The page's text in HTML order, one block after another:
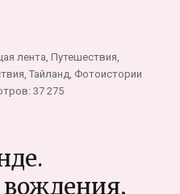
Тигриного монастыря.
лента ,Путешествия
,Тайланд Фотоистории
37 275